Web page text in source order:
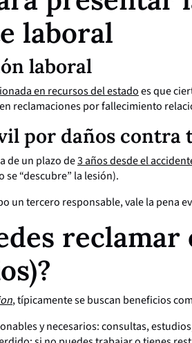
laboral
laboral
en recursos del estadoes que
reclamaciones por fallecimiento
por daños contra
de un plazo de3 años desde el
se “descubre” la lesión).
un tercero responsable, vale la pena
, típicamente se buscan beneficios
y necesarios: consultas,